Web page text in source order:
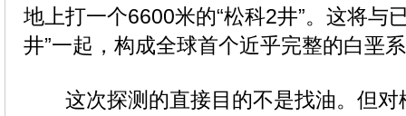
地上打一个6600米的“松科2井”。这将与
井”一起，构成全球首个近乎完整的白垩
这次探测的直接目的不是找油。但对